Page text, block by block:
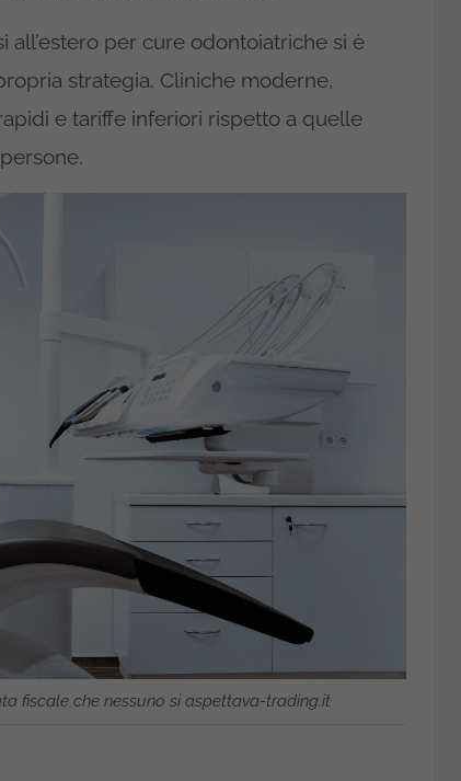
all’estero per cure odontoiatriche si è
strategia. Cliniche moderne,
e tariffe inferiori rispetto a quelle
fiscale che nessuno si aspettava-trading.it